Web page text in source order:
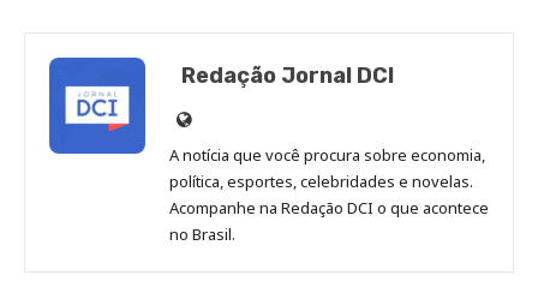
Redação Jornal DCI
Site
de
Redação
Jornal
DCI
A notícia que você procura sobre economia,
política, esportes, celebridades e novelas.
Acompanhe na Redação DCI o que acontece
no Brasil.